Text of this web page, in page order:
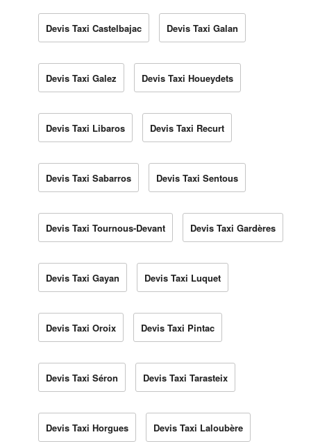
Devis Taxi Castelbajac Devis Taxi Galan
Devis Taxi Galez Devis Taxi Houeydets
Devis Taxi Libaros Devis Taxi Recurt
Devis Taxi Sabarros Devis Taxi Sentous
Devis Taxi Tournous-Devant Devis Taxi Gardères
Devis Taxi Gayan Devis Taxi Luquet
Devis Taxi Oroix Devis Taxi Pintac
Devis Taxi Séron Devis Taxi Tarasteix
Devis Taxi Horgues Devis Taxi Laloubère